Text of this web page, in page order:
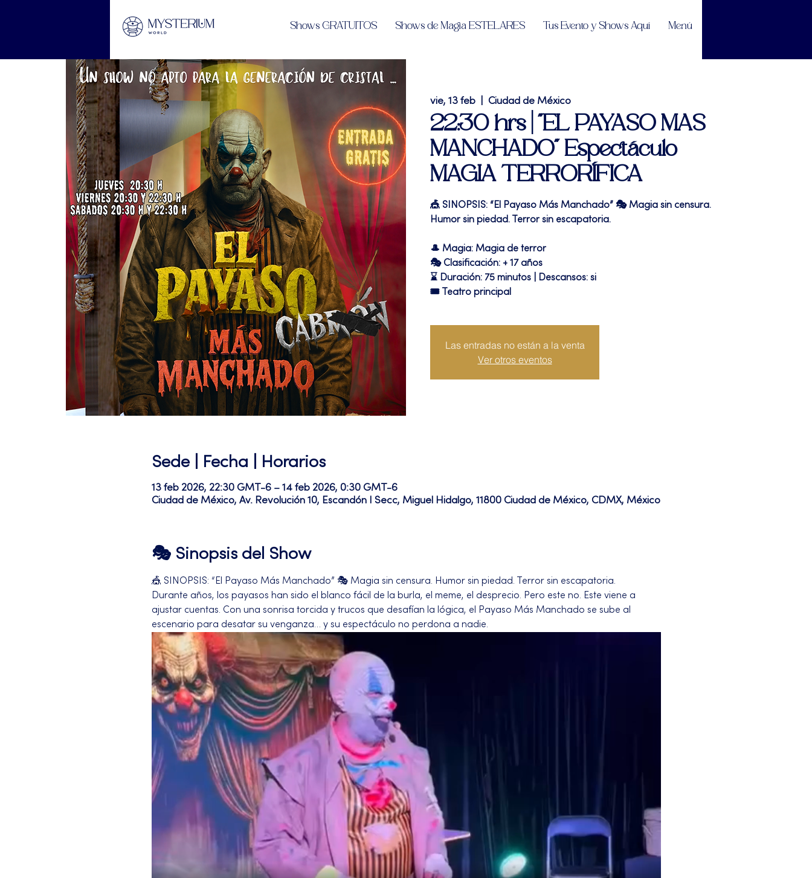
Shows GRATUITOS Shows de Magia ESTELARES Tus Evento y Shows Aquí Menú
vie, 13 feb Ciudad de México
22:30 hrs | "EL PAYASO MAS
MANCHADO" Espectáculo
MAGIA TERRORÍFICA
🎪 SINOPSIS: “El Payaso Más Manchado” 🎭 Magia sin censura.
Humor sin piedad. Terror sin escapatoria.
🎩 Magia: Magia de terror
🎭 Clasificación: + 17 años
⌛ Duración: 75 minutos | Descansos: si
🎟 Teatro principal
Las entradas no están a la venta
Ver otros eventos
Sede | Fecha | Horarios
13 feb 2026, 22:30 GMT-6 – 14 feb 2026, 0:30 GMT-6
Ciudad de México, Av. Revolución 10, Escandón I Secc, Miguel Hidalgo, 11800 Ciudad de México, CDMX, México
🎭 Sinopsis del Show
🎪 SINOPSIS: “El Payaso Más Manchado” 🎭 Magia sin censura. Humor sin piedad. Terror sin escapatoria.
Durante años, los payasos han sido el blanco fácil de la burla, el meme, el desprecio. Pero este no. Este viene a
ajustar cuentas. Con una sonrisa torcida y trucos que desafían la lógica, el Payaso Más Manchado se sube al
escenario para desatar su venganza… y su espectáculo no perdona a nadie.